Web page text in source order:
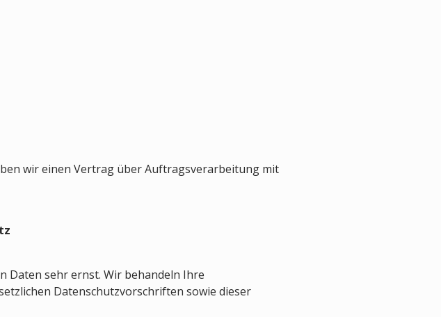
wir einen Vertrag über Auftragsverarbeitung mit
Daten sehr ernst. Wir behandeln Ihre
Datenschutzvorschriften sowie dieser